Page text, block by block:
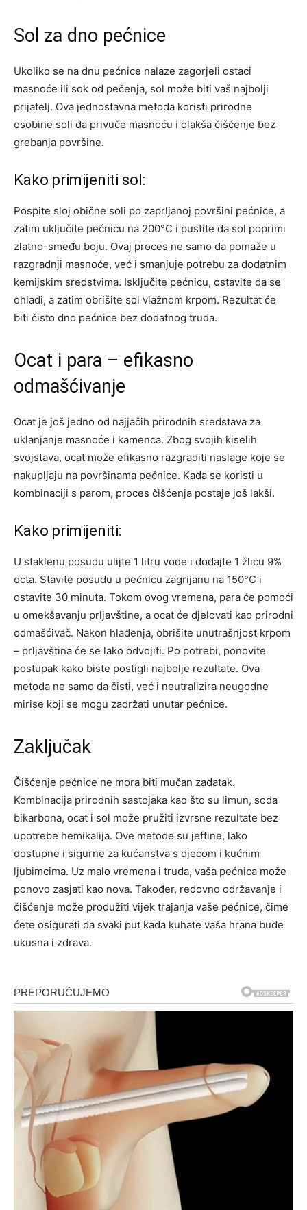
Sol za dno pećnice
Ukoliko se na dnu pećnice nalaze zagorjeli ostaci
masnoće ili sok od pečenja, sol može biti vaš najbolji
prijatelj. Ova jednostavna metoda koristi prirodne
osobine soli da privuče masnoću i olakša čišćenje bez
grebanja površine.
Kako primijeniti sol:
Pospite sloj obične soli po zaprljanoj površini pećnice, a
zatim uključite pećnicu na 200°C i pustite da sol poprimi
zlatno-smeđu boju. Ovaj proces ne samo da pomaže u
razgradnji masnoće, već i smanjuje potrebu za dodatnim
kemijskim sredstvima. Isključite pećnicu, ostavite da se
ohladi, a zatim obrišite sol vlažnom krpom. Rezultat će
biti čisto dno pećnice bez dodatnog truda.
Ocat i para – efikasno
odmašćivanje
Ocat je još jedno od najjačih prirodnih sredstava za
uklanjanje masnoće i kamenca. Zbog svojih kiselih
svojstava, ocat može efikasno razgraditi naslage koje se
nakupljaju na površinama pećnice. Kada se koristi u
kombinaciji s parom, proces čišćenja postaje još lakši.
Kako primijeniti:
U staklenu posudu ulijte 1 litru vode i dodajte 1 žlicu 9%
octa. Stavite posudu u pećnicu zagrijanu na 150°C i
ostavite 30 minuta. Tokom ovog vremena, para će pomoći
u omekšavanju prljavštine, a ocat će djelovati kao prirodni
odmašćivač. Nakon hlađenja, obrišite unutrašnjost krpom
– prljavština će se lako odvojiti. Po potrebi, ponovite
postupak kako biste postigli najbolje rezultate. Ova
metoda ne samo da čisti, već i neutralizira neugodne
mirise koji se mogu zadržati unutar pećnice.
Zaključak
Čišćenje pećnice ne mora biti mučan zadatak.
Kombinacija prirodnih sastojaka kao što su limun, soda
bikarbona, ocat i sol može pružiti izvrsne rezultate bez
upotrebe hemikalija. Ove metode su jeftine, lako
dostupne i sigurne za kućanstva s djecom i kućnim
ljubimcima. Uz malo vremena i truda, vaša pećnica može
ponovo zasjati kao nova. Također, redovno održavanje i
čišćenje može produžiti vijek trajanja vaše pećnice, čime
ćete osigurati da svaki put kada kuhate vaša hrana bude
ukusna i zdrava.